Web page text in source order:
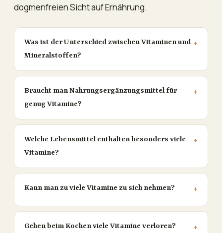
dogmenfreien Sicht auf Ernährung.
Was ist der Unterschied zwischen Vitaminen und
Mineralstoffen?
Braucht man Nahrungsergänzungsmittel für
genug Vitamine?
Welche Lebensmittel enthalten besonders viele
Vitamine?
Kann man zu viele Vitamine zu sich nehmen?
Gehen beim Kochen viele Vitamine verloren?